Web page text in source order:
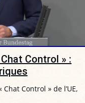
Chat Control » :
Control » de l’UE,